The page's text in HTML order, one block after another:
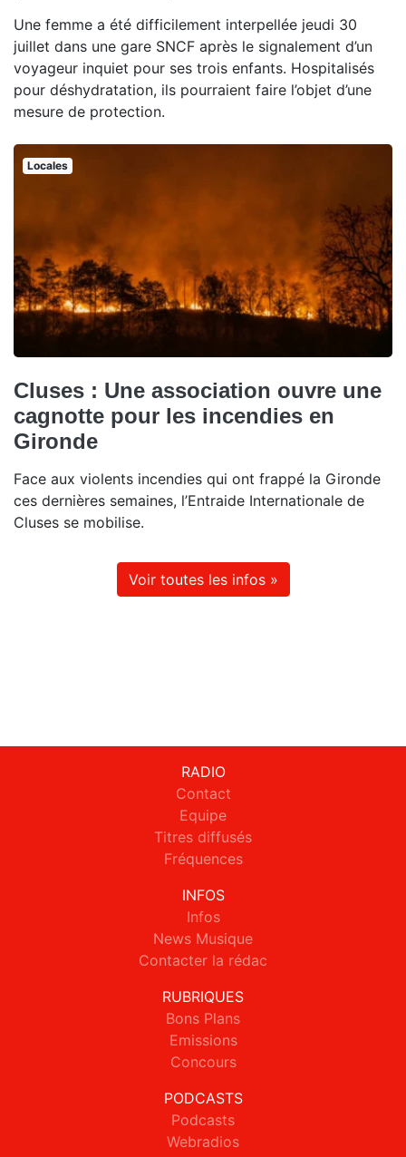
Une femme a été difficilement interpellée jeudi 30
juillet dans une gare SNCF après le signalement d’un
voyageur inquiet pour ses trois enfants. Hospitalisés
pour déshydratation, ils pourraient faire l’objet d’une
mesure de protection.
Locales
Cluses : Une association ouvre une
cagnotte pour les incendies en
Gironde
Face aux violents incendies qui ont frappé la Gironde
ces dernières semaines, l’Entraide Internationale de
Cluses se mobilise.
Voir toutes les infos »
RADIO
Contact
Equipe
Titres diffusés
Fréquences
INFOS
Infos
News Musique
Contacter la rédac
RUBRIQUES
Bons Plans
Emissions
Concours
PODCASTS
Podcasts
Webradios